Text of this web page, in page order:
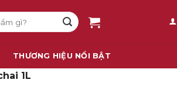
THƯƠNG HIỆU NỔI BẬT
1L